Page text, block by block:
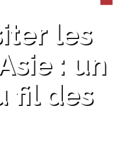
les
: un
fil des